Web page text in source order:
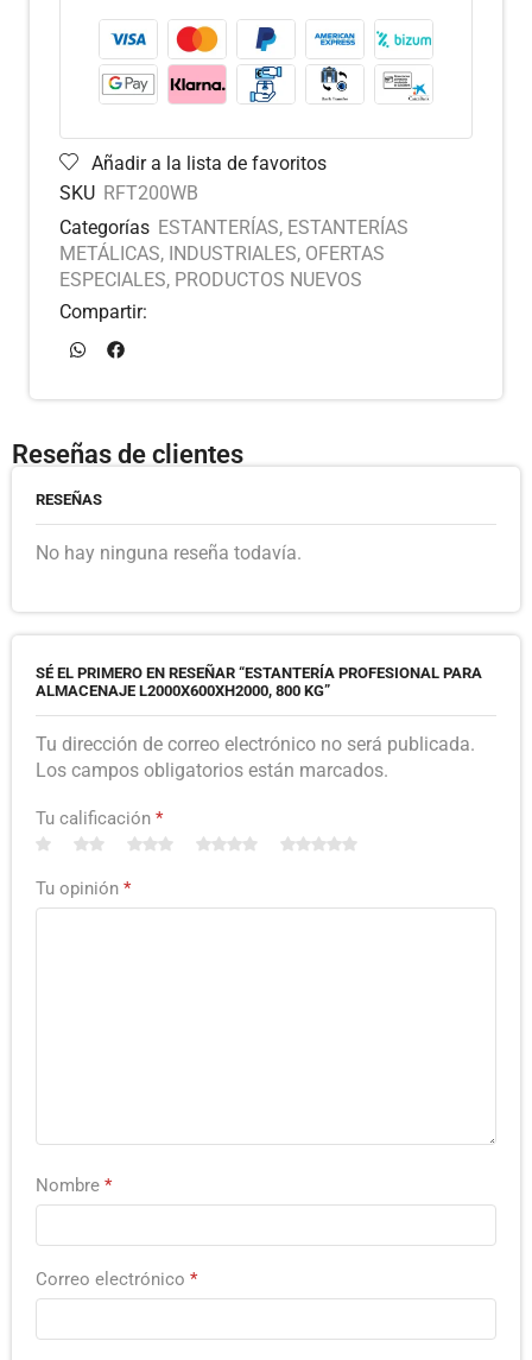
Añadir a la lista de favoritos
SKU RFT200WB
Categorías ESTANTERÍAS, ESTANTERÍAS
METÁLICAS, INDUSTRIALES, OFERTAS
ESPECIALES, PRODUCTOS NUEVOS
Compartir:
Reseñas de clientes
RESEÑAS
No hay ninguna reseña todavía.
SÉ EL PRIMERO EN RESEÑAR “ESTANTERÍA PROFESIONAL PARA
ALMACENAJE L2000X600XH2000, 800 KG”
Tu dirección de correo electrónico no será publicada.
Los campos obligatorios están marcados.
Tu calificación *
Tu opinión *
Nombre *
Correo electrónico *